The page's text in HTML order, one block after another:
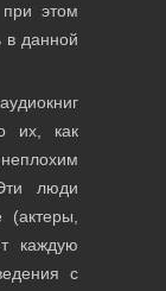
этом
в данной
их, как
люди
каждую
с